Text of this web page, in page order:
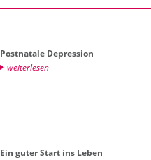
Post­na­ta­le De­pres­si­on
wei­ter­le­sen
Ein guter Start ins Leben